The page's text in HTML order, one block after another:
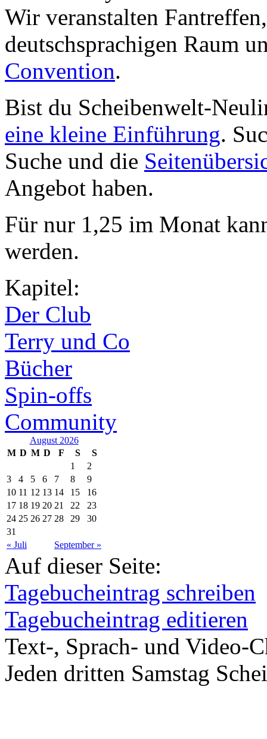
Wir veranstalten
deutschsprachigen Raum
Convention.
Bist du Scheibenwelt-
eine kleine Einführung.
Suche und die
Angebot haben.
Für nur 1,25 im Monat
werden.
Kapitel:
Der Club
Terry und Co
Bücher
Spin-offs
Community
August 2026
M D M D F S S
« Juli September »
1
2
3
4 5 6 7 8
9
10 11 12 13 14 15
16
17 18 19 20 21 22
23
24 25 26 27 28 29
30
31
Auf dieser Seite:
Tagebucheintrag schreiben
Tagebucheintrag editieren
Text-, Sprach- und Video-
Jeden dritten Samstag